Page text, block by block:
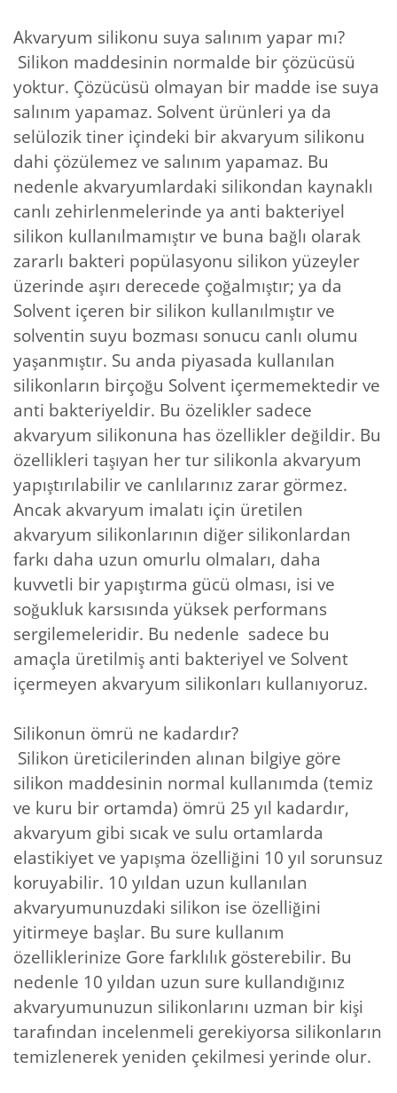
Akvaryum silikonu suya salınım yapar mı?
Silikon maddesinin normalde bir çözücüsü
yoktur. Çözücüsü olmayan bir madde ise suya
salınım yapamaz. Solvent ürünleri ya da
selülozik tiner içindeki bir akvaryum silikonu
dahi çözülemez ve salınım yapamaz. Bu
nedenle akvaryumlardaki silikondan kaynaklı
canlı zehirlenmelerinde ya anti bakteriyel
silikon kullanılmamıştır ve buna bağlı olarak
zararlı bakteri popülasyonu silikon yüzeyler
üzerinde aşırı derecede çoğalmıştır; ya da
Solvent içeren bir silikon kullanılmıştır ve
solventin suyu bozması sonucu canlı olumu
yaşanmıştır. Su anda piyasada kullanılan
silikonların birçoğu Solvent içermemektedir ve
anti bakteriyeldir. Bu özelikler sadece
akvaryum silikonuna has özellikler değildir. Bu
özellikleri taşıyan her tur silikonla akvaryum
yapıştırılabilir ve canlılarınız zarar görmez.
Ancak akvaryum imalatı için üretilen
akvaryum silikonlarının diğer silikonlardan
farkı daha uzun omurlu olmaları, daha
kuvvetli bir yapıştırma gücü olması, isi ve
soğukluk karsısında yüksek performans
sergilemeleridir. Bu nedenle sadece bu
amaçla üretilmiş anti bakteriyel ve Solvent
içermeyen akvaryum silikonları kullanıyoruz.
Silikonun ömrü ne kadardır?
Silikon üreticilerinden alınan bilgiye göre
silikon maddesinin normal kullanımda (temiz
ve kuru bir ortamda) ömrü 25 yıl kadardır,
akvaryum gibi sıcak ve sulu ortamlarda
elastikiyet ve yapışma özelliğini 10 yıl sorunsuz
koruyabilir. 10 yıldan uzun kullanılan
akvaryumunuzdaki silikon ise özelliğini
yitirmeye başlar. Bu sure kullanım
özelliklerinize Gore farklılık gösterebilir. Bu
nedenle 10 yıldan uzun sure kullandığınız
akvaryumunuzun silikonlarını uzman bir kişi
tarafından incelenmeli gerekiyorsa silikonların
temizlenerek yeniden çekilmesi yerinde olur.